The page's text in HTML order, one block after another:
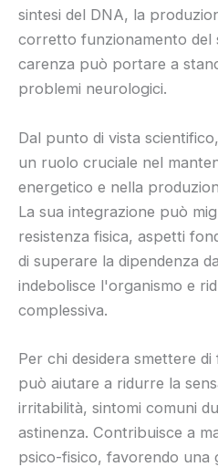
sintesi del DNA, la
corretto funzionamento del
carenza può portare a
problemi neurologici.
Dal punto di vista
un ruolo cruciale nel
energetico e nella
La sua integrazione può
resistenza fisica, aspetti
di superare la dipendenza
indebolisce l'organismo e
complessiva.
Per chi desidera smettere
può aiutare a ridurre la
irritabilità, sintomi comuni
astinenza. Contribuisce a
psico-fisico, favorendo una